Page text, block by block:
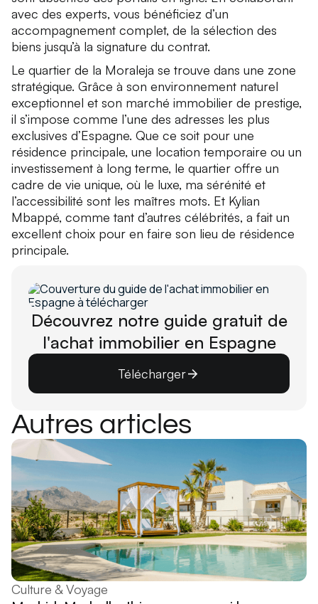
avec des experts, vous bénéficiez d’un
accompagnement complet, de la sélection des
biens jusqu’à la signature du contrat.
Le quartier de la Moraleja se trouve dans une zone
stratégique. Grâce à son environnement naturel
exceptionnel et son marché immobilier de prestige,
il s’impose comme l’une des adresses les plus
exclusives d’Espagne. Que ce soit pour une
résidence principale, une location temporaire ou un
investissement à long terme, le quartier offre un
cadre de vie unique, où le luxe, ma sérénité et
l’accessibilité sont les maîtres mots. Et Kylian
Mbappé, comme tant d’autres célébrités, a fait un
excellent choix pour en faire son lieu de résidence
principale.
Découvrez notre guide gratuit de
l'achat immobilier en Espagne
Télécharger
Autres articles
Culture & Voyage